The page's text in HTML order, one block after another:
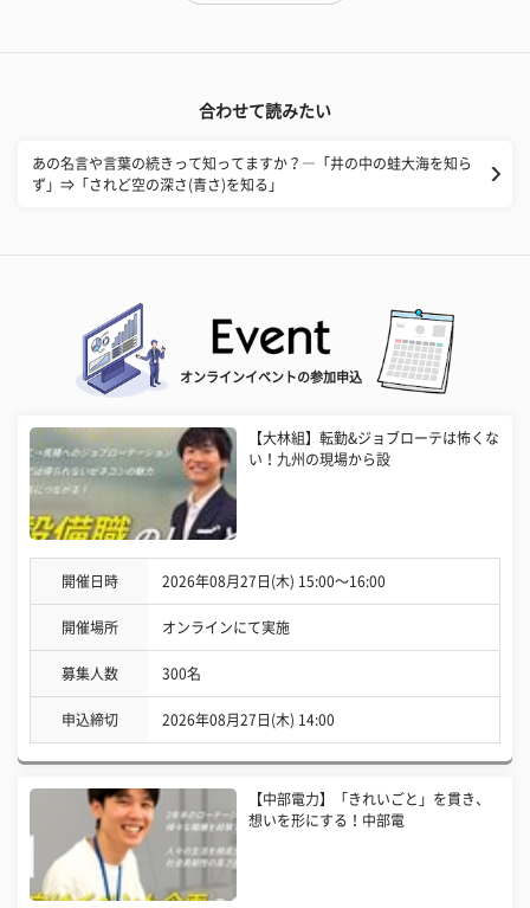
合わせて読みたい
あの名言や言葉の続きって知ってますか？―「井の中の蛙大海を知ら
ず」⇒「されど空の深さ(青さ)を知る」
オンラインイベントの参加申込
【大林組】転勤&ジョブローテは怖くな
い！九州の現場から設
開催日時 2026年08月27日(木) 15:00〜16:00
開催場所 オンラインにて実施
募集人数 300名
申込締切 2026年08月27日(木) 14:00
【中部電力】「きれいごと」を貫き、
想いを形にする！中部電